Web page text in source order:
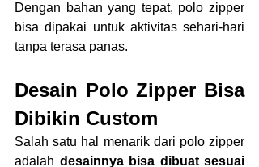
Dengan bahan yang tepat, polo zipper
bisa dipakai untuk aktivitas sehari-hari
tanpa terasa panas.
Desain Polo Zipper Bisa
Dibikin Custom
Salah satu hal menarik dari polo zipper
adalah desainnya bisa dibuat sesuai